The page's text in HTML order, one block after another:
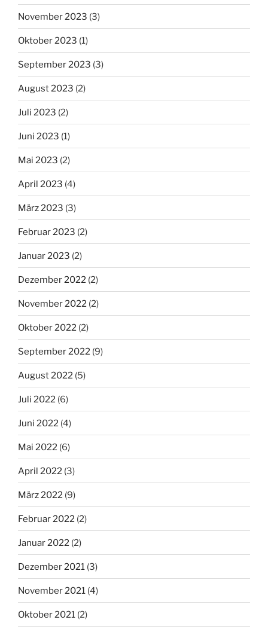
November 2023 (3)
Oktober 2023 (1)
September 2023 (3)
August 2023 (2)
Juli 2023 (2)
Juni 2023 (1)
Mai 2023 (2)
April 2023 (4)
März 2023 (3)
Februar 2023 (2)
Januar 2023 (2)
Dezember 2022 (2)
November 2022 (2)
Oktober 2022 (2)
September 2022 (9)
August 2022 (5)
Juli 2022 (6)
Juni 2022 (4)
Mai 2022 (6)
April 2022 (3)
März 2022 (9)
Februar 2022 (2)
Januar 2022 (2)
Dezember 2021 (3)
November 2021 (4)
Oktober 2021 (2)